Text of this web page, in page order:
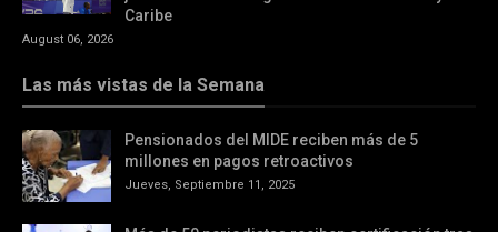
Caribe
August 06, 2026
Las más vistas de la Semana
Pensionados del MIDE reciben más de 5
millones en pagos retroactivos
Jueves, Septiembre 11, 2025